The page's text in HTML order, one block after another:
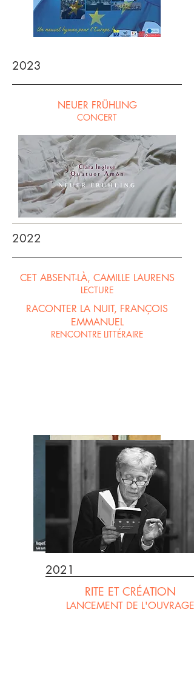
2023
NEUER FRÜHLING
CONCERT
2022
CET ABSENT-LÀ, CAMILLE LAURENS
LECTURE
RACONTER LA NUIT, FRANÇOIS
EMMANUEL
RENCONTRE LITTÉRAIRE
2021
RITE ET CRÉATION
LANCEMENT DE L'OUVRAGE